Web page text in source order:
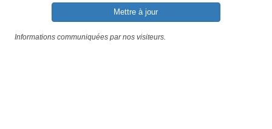
Mettre à jour
Informations communiquées par nos visiteurs.